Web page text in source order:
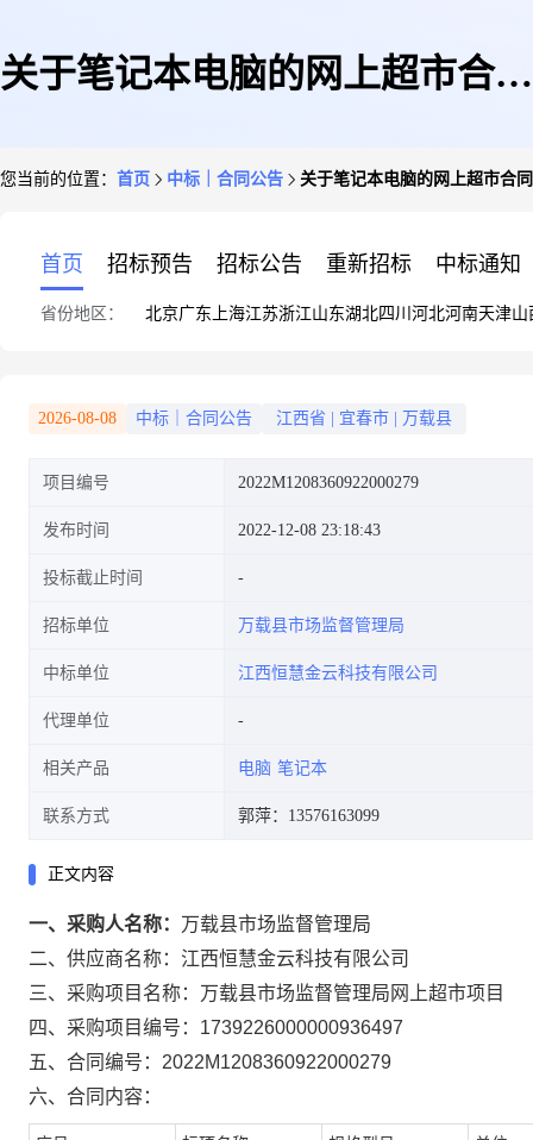
关于笔记本电脑的网上超市合同
您当前的位置： 首页 中标｜合同公告 关于笔记本电脑的网上超市合
首页 招标预告 招标公告 重新招标 中标通知
省份地区： 北京广东 上海江苏浙江山东湖北四川 河北河南天津山
2026-08-08 中标｜合同公告 江西省 宜春市 万载县
项目编号 2022M1208360922000279
发布时间 2022-12-08 23:18:43
投标截止时间
招标单位 万载县市场监督管理局
中标单位 江西恒慧金云科技有限公司
代理单位
相关产品 电脑 笔记本
联系方式 郭萍：13576163099
正文内容
一、采购人名称： 万载县市场监督管理局
二、供应商名称： 江西恒慧金云科技有限公司
三、采购项目名称： 万载县市场监督管理局网上超市项目
四、采购项目编号： 1739226000000936497
五、合同编号： 2022M1208360922000279
六、合同内容：